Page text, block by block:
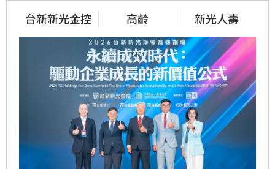
台新新光金控 高齡 新光人壽